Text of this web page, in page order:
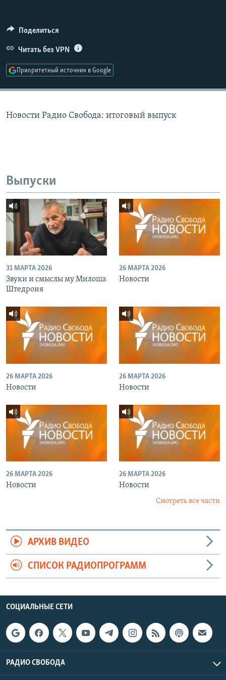
ПОДПИШИТЕСЬ НА РАССЫЛКУ
СОЦИАЛЬНЫЕ СЕТИ
Поделиться
Читать без VPN
Приоритетный источник в Google
Новости Радио Свобода: итоговый выпуск
Выпуски
31 МАРТА 2026
Звуки и смыслы му Милоша
Штедроня
26 МАРТА 2026
Новости
26 МАРТА 2026
Новости
26 МАРТА 2026
Новости
26 МАРТА 2026
Новости
26 МАРТА 2026
Новости
Смотреть все части
АРХИВ ВИДЕО
СПИСОК РАДИОПРОГРАММ
СОЦИАЛЬНЫЕ СЕТИ
РАДИО СВОБОДА